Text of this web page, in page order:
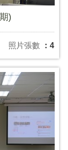
)
照片張數 ：4